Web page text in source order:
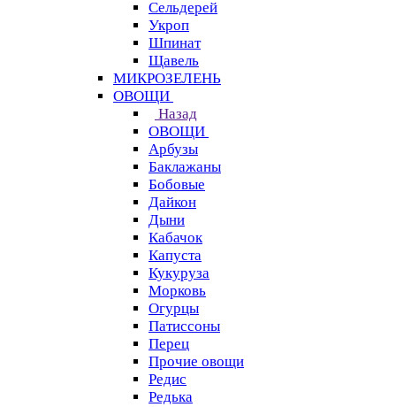
Сельдерей
Укроп
Шпинат
Щавель
МИКРОЗЕЛЕНЬ
ОВОЩИ
Назад
ОВОЩИ
Арбузы
Баклажаны
Бобовые
Дайкон
Дыни
Кабачок
Капуста
Кукуруза
Морковь
Огурцы
Патиссоны
Перец
Прочие овощи
Редис
Редька